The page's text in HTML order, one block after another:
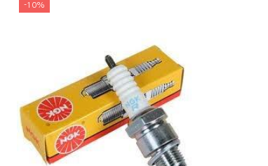
-10%